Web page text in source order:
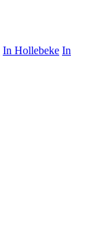
In Hollebeke In